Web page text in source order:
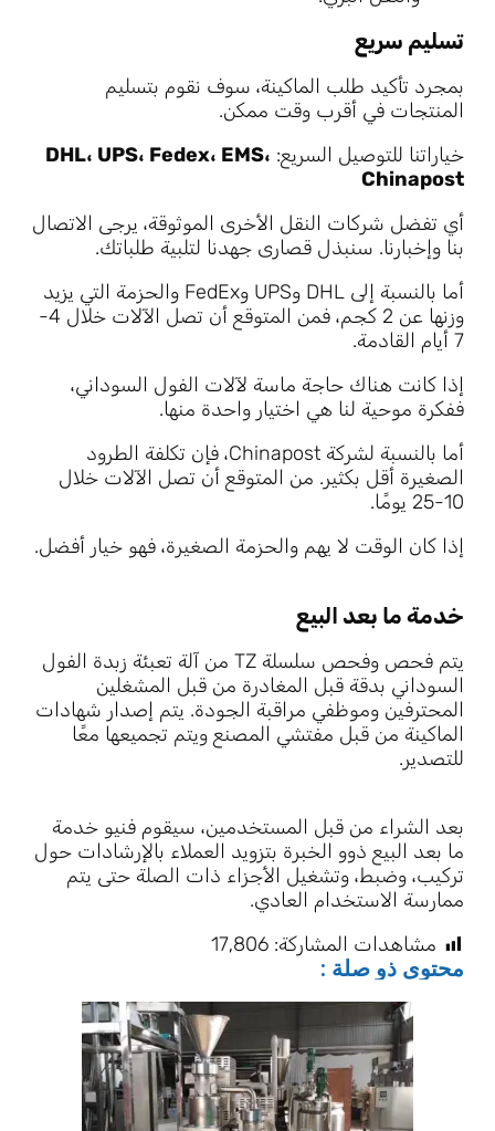
تسليم سريع
بمجرد تأكيد طلب الماكينة، سوف نقوم بتسليم
المنتجات في أقرب وقت ممكن.
خياراتنا للتوصيل السريع: DHL، UPS، Fedex، EMS،
Chinapost
أي تفضل شركات النقل الأخرى الموثوقة، يرجى الاتصال
بنا وإخبارنا. سنبذل قصارى جهدنا لتلبية طلباتك.
أما بالنسبة إلى DHL وUPS وFedEx والحزمة التي يزيد
وزنها عن 2 كجم، فمن المتوقع أن تصل الآلات خلال 4-
7 أيام القادمة.
إذا كانت هناك حاجة ماسة لآلات الفول السوداني،
ففكرة موحية لنا هي اختيار واحدة منها.
أما بالنسبة لشركة Chinapost، فإن تكلفة الطرود
الصغيرة أقل بكثير. من المتوقع أن تصل الآلات خلال
10-25 يومًا.
إذا كان الوقت لا يهم والحزمة الصغيرة، فهو خيار أفضل.
خدمة ما بعد البيع
يتم فحص وفحص سلسلة TZ من آلة تعبئة زبدة الفول
السوداني بدقة قبل المغادرة من قبل المشغلين
المحترفين وموظفي مراقبة الجودة. يتم إصدار شهادات
الماكينة من قبل مفتشي المصنع ويتم تجميعها معًا
للتصدير.
بعد الشراء من قبل المستخدمين، سيقوم فنيو خدمة
ما بعد البيع ذوو الخبرة بتزويد العملاء بالإرشادات حول
تركيب، وضبط، وتشغيل الأجزاء ذات الصلة حتى يتم
ممارسة الاستخدام العادي.
مشاهدات المشاركة: 17٬806
محتوى ذو صلة :